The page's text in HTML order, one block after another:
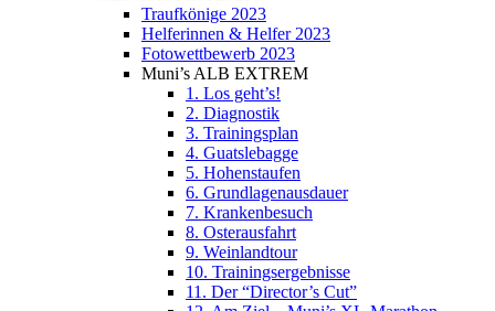
Traufkönige 2023
Helferinnen & Helfer 2023
Fotowettbewerb 2023
Muni’s ALB EXTREM
1. Los geht’s!
2. Diagnostik
3. Trainingsplan
4. Guatslebagge
5. Hohenstaufen
6. Grundlagenausdauer
7. Krankenbesuch
8. Osterausfahrt
9. Weinlandtour
10. Trainingsergebnisse
11. Der “Director’s Cut”